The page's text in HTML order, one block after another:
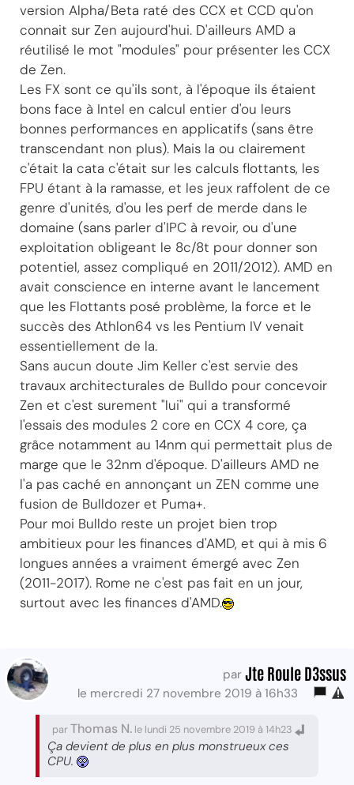
version Alpha/Beta raté des CCX et CCD qu'on
connait sur Zen aujourd'hui. D'ailleurs AMD a
réutilisé le mot "modules" pour présenter les CCX
de Zen.
Les FX sont ce qu'ils sont, à l'époque ils étaient
bons face à Intel en calcul entier d'ou leurs
bonnes performances en applicatifs (sans être
transcendant non plus). Mais la ou clairement
c'était la cata c'était sur les calculs flottants, les
FPU étant à la ramasse, et les jeux raffolent de ce
genre d'unités, d'ou les perf de merde dans le
domaine (sans parler d'IPC à revoir, ou d'une
exploitation obligeant le 8c/8t pour donner son
potentiel, assez compliqué en 2011/2012). AMD en
avait conscience en interne avant le lancement
que les Flottants posé problème, la force et le
succès des Athlon64 vs les Pentium IV venait
essentiellement de la.
Sans aucun doute Jim Keller c'est servie des
travaux architecturales de Bulldo pour concevoir
Zen et c'est surement "lui" qui a transformé
l'essais des modules 2 core en CCX 4 core, ça
grâce notamment au 14nm qui permettait plus de
marge que le 32nm d'époque. D'ailleurs AMD ne
l'a pas caché en annonçant un ZEN comme une
fusion de Bulldozer et Puma+.
Pour moi Bulldo reste un projet bien trop
ambitieux pour les finances d'AMD, et qui à mis 6
longues années a vraiment émergé avec Zen
(2011-2017). Rome ne c'est pas fait en un jour,
surtout avec les finances d'AMD.
par Jte Roule D3ssus
le mercredi 27 novembre 2019 à 16h33
parThomas N. le lundi 25 novembre 2019 à 14h23
Ça devient de plus en plus monstrueux ces
CPU.